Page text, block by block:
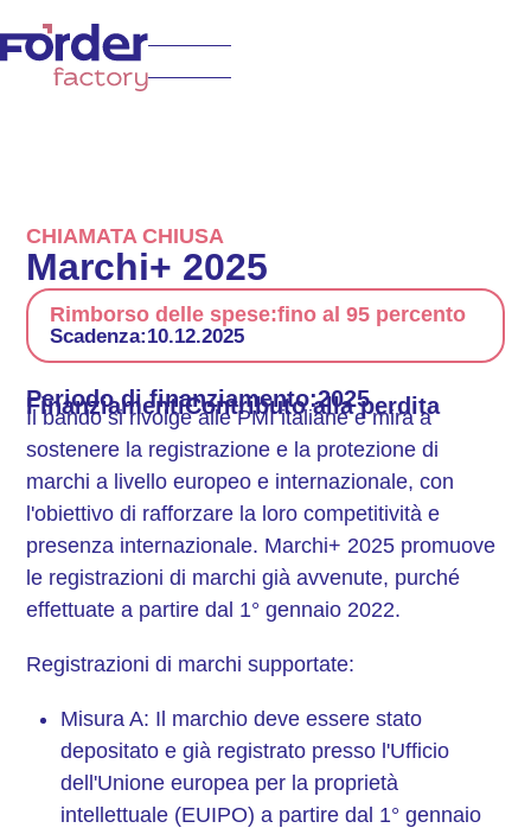
CHIAMATA CHIUSA
Marchi+ 2025
Rimborso delle spese:fino al 95 percento
Scadenza:10.12.2025
Periodo di finanziamento:2025
FinanziamentiContributo alla perdita
Il bando si rivolge alle PMI italiane e mira a
sostenere la registrazione e la protezione di
marchi a livello europeo e internazionale, con
l'obiettivo di rafforzare la loro competitività e
presenza internazionale. Marchi+ 2025 promuove
le registrazioni di marchi già avvenute, purché
effettuate a partire dal 1° gennaio 2022.
Registrazioni di marchi supportate:
Misura A: Il marchio deve essere stato
depositato e già registrato presso l'Ufficio
dell'Unione europea per la proprietà
intellettuale (EUIPO) a partire dal 1° gennaio